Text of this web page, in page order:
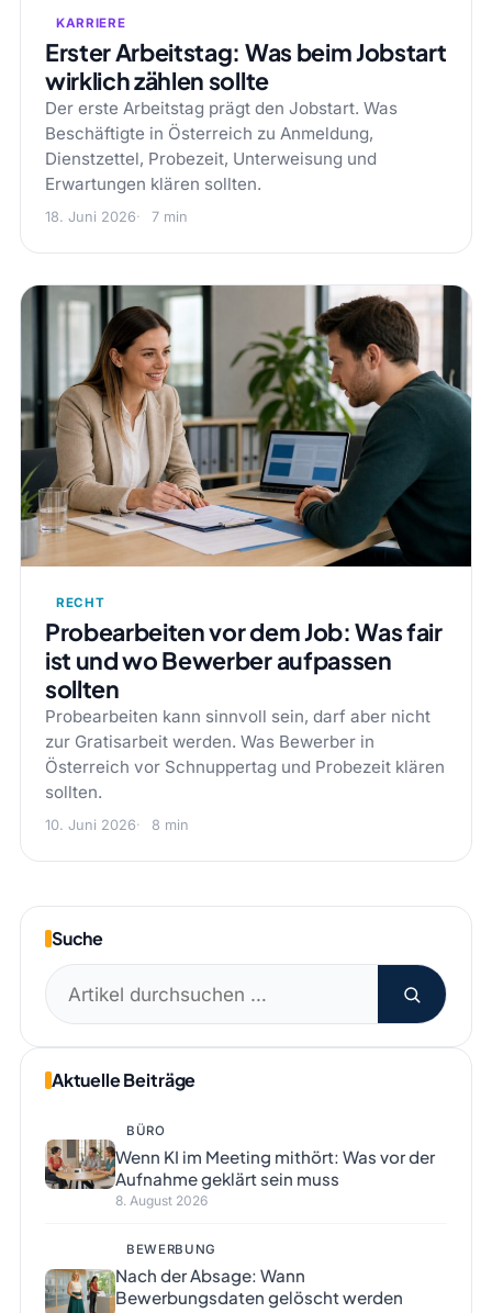
KARRIERE
Erster Arbeitstag: Was beim Jobstart
wirklich zählen sollte
Der erste Arbeitstag prägt den Jobstart. Was
Beschäftigte in Österreich zu Anmeldung,
Dienstzettel, Probezeit, Unterweisung und
Erwartungen klären sollten.
18. Juni 2026 7 min
RECHT
Probearbeiten vor dem Job: Was fair
ist und wo Bewerber aufpassen
sollten
Probearbeiten kann sinnvoll sein, darf aber nicht
zur Gratisarbeit werden. Was Bewerber in
Österreich vor Schnuppertag und Probezeit klären
sollten.
10. Juni 2026 8 min
Suche
Suchen
nach:
Aktuelle Beiträge
BÜRO
Wenn KI im Meeting mithört: Was vor der
Aufnahme geklärt sein muss
8. August 2026
BEWERBUNG
Nach der Absage: Wann
Bewerbungsdaten gelöscht werden